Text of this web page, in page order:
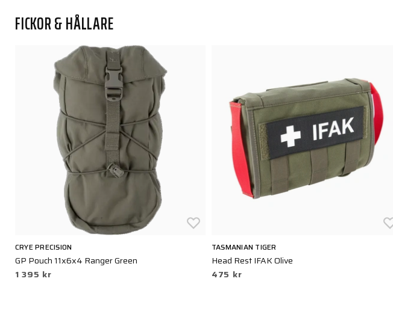
FICKOR & HÅLLARE
CRYE PRECISION
GP Pouch 11x6x4 Ranger Green
1 395 kr
TASMANIAN TIGER
Head Rest IFAK Olive
475 kr